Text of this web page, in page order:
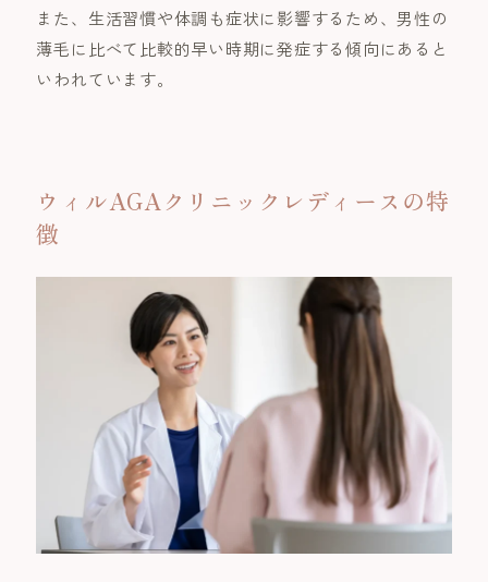
また、生活習慣や体調も症状に影響するため、男性の
薄毛に比べて比較的早い時期に発症する傾向にあると
いわれています。
ウィルAGAクリニックレディースの特
徴